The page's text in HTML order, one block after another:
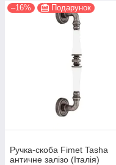
–16% Подарунок
Ручка-скоба Fimet Tasha
античне залізо (Італія)